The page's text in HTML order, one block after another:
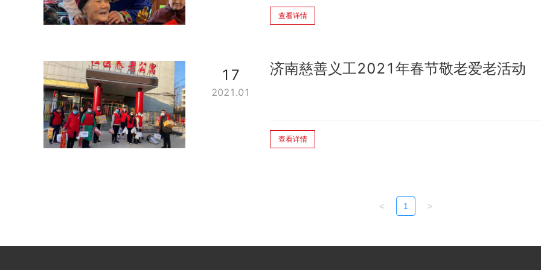
查看详情
17
2021.01
济南慈善义工2021年春节敬老爱老活动
查看详情
< 1 >